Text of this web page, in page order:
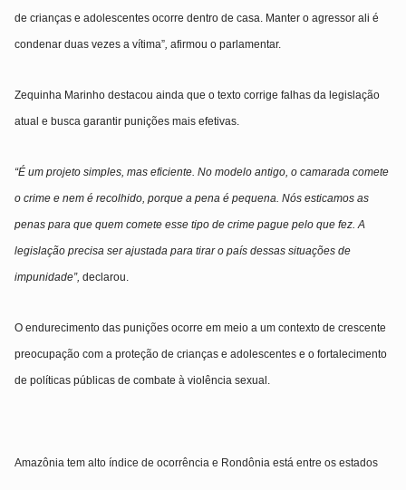
de crianças e adolescentes ocorre dentro de casa. Manter o agressor ali é
condenar duas vezes a vítima”, afirmou o parlamentar.
Zequinha Marinho destacou ainda que o textocorrige falhas da legislação
atual e busca garantir punições mais efetivas.
“É um projeto simples, mas eficiente. No modelo antigo, o camarada comete
o crime e nem é recolhido, porque a pena é pequena. Nós esticamos as
penas para que quem comete esse tipo de crime pague pelo que fez. A
legislação precisa ser ajustada para tirar o país dessas situações de
impunidade”, declarou.
O endurecimento das punições ocorre em meio a um contexto de crescente
preocupação com aproteção de crianças e adolescentes e o fortalecimento
de políticas públicas de combate à violência sexual.
Amazônia tem alto índice de ocorrência e Rondônia está entre os estados